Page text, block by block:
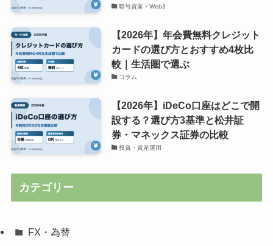
暗号資産・Web3
【2026年】年会費無料クレジット
カードの選び方とおすすめ4枚比
較｜生活圏で選ぶ
コラム
【2026年】iDeCo口座はどこで開
設する？選び方3基準と松井証
券・マネックス証券の比較
投資・資産運用
カテゴリー
FX・為替